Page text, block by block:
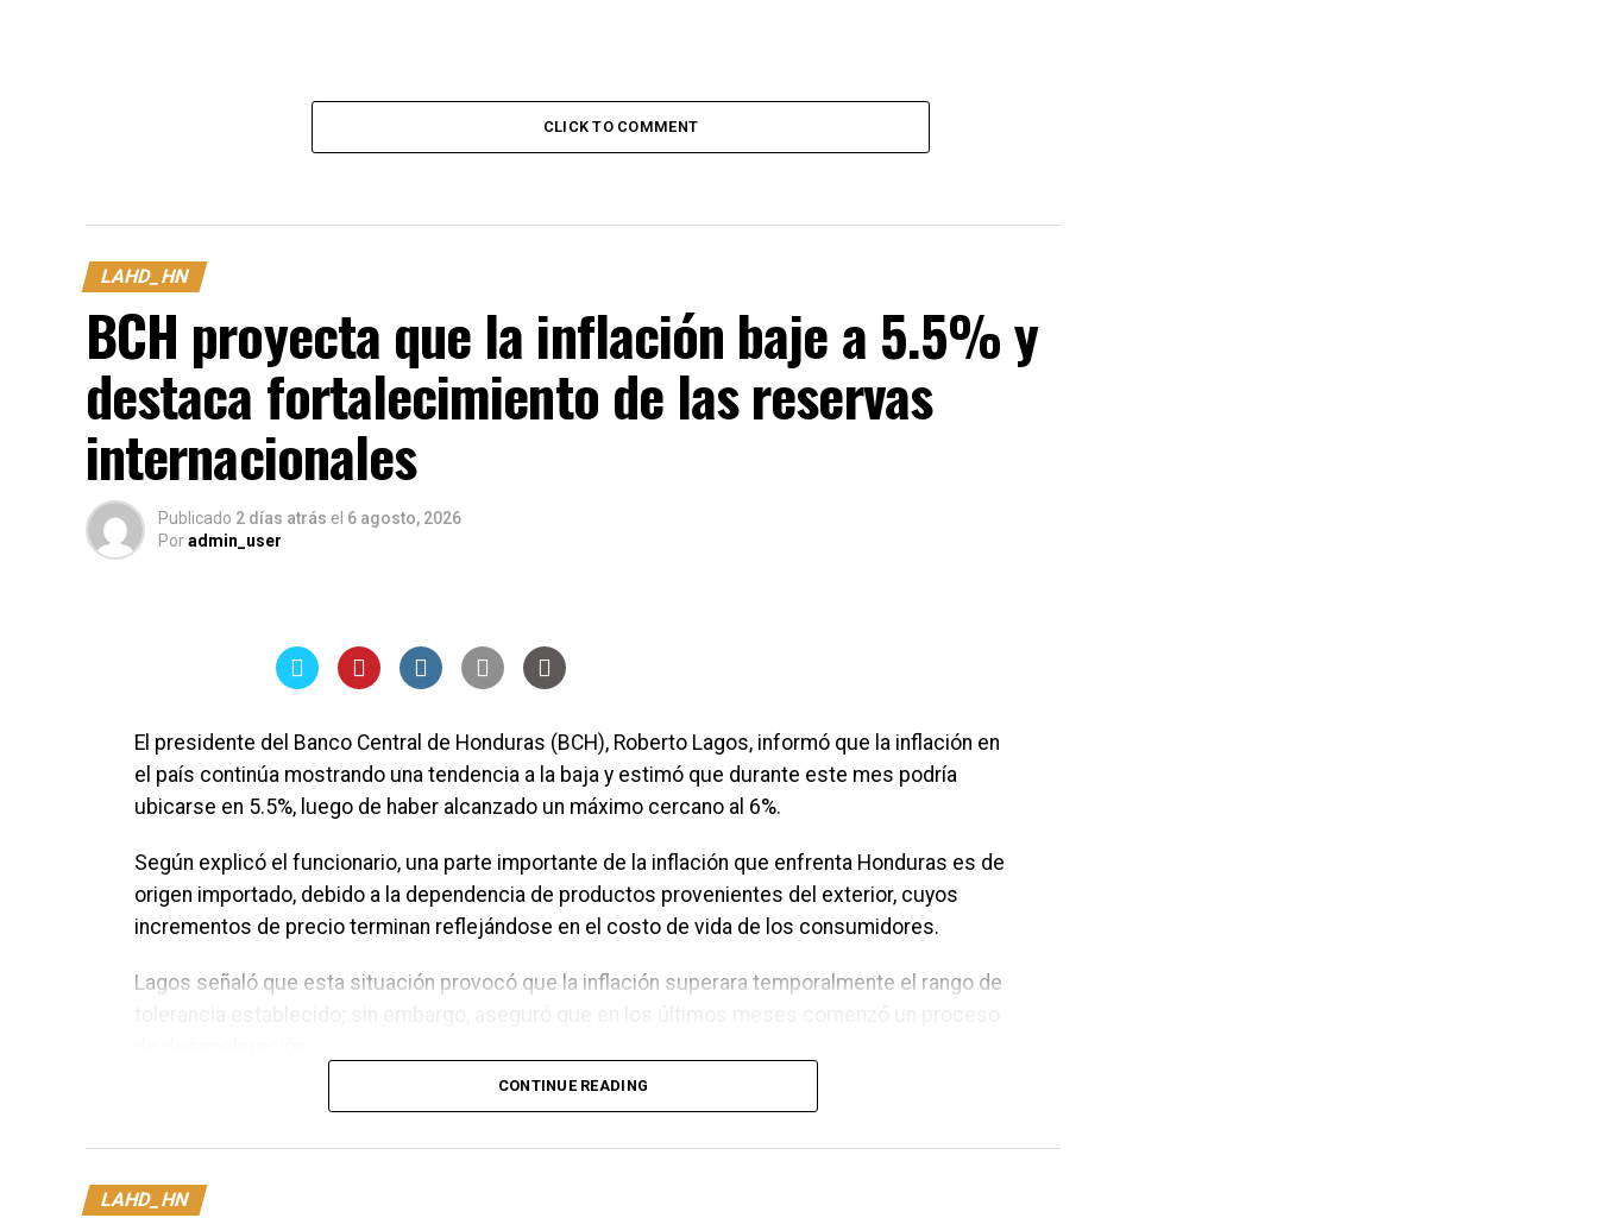
CLICK TO COMMENT
LAHD_HN
BCH proyecta que la inflación baje a 5.5% y
destaca fortalecimiento de las reservas
internacionales
Publicado 2 días atrás el 6 agosto, 2026
Poradmin_user
El presidente del Banco Central de Honduras (BCH), Roberto Lagos, informó que la inflación en
el país continúa mostrando una tendencia a la baja y estimó que durante este mes podría
ubicarse en 5.5%, luego de haber alcanzado un máximo cercano al 6%.
Según explicó el funcionario, una parte importante de la inflación que enfrenta Honduras es de
origen importado, debido a la dependencia de productos provenientes del exterior, cuyos
incrementos de precio terminan reflejándose en el costo de vida de los consumidores.
Lagos señaló que esta situación provocó que la inflación superara temporalmente el rango de
“Subió hasta una tasa de 6%. Ahora lo que vimos a junio es que empezó a converger a 5.8% y
En materia financiera, el titular del BCH destacó el fortalecimiento de las reservas
CONTINUE READING
LAHD_HN